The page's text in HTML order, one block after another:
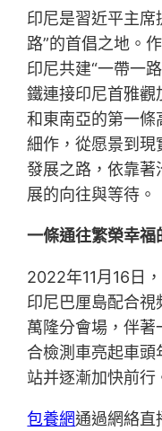
印尼是習近平主席
路”的首倡之地。
印尼共建“一帶一
鐵連接印尼首雅觀
和東南亞的第一
細作，從愿景到現
發展之路，依靠
展的向往與等待。
一條通往繁榮幸福
2022年11月16日
印尼巴厘島配合
萬隆分會場，伴
合檢測車亮起車
站并逐漸加快前行
包養網通過網絡直